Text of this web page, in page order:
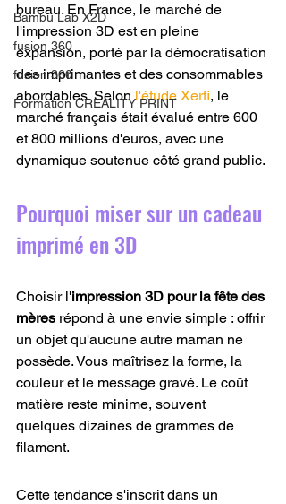
Bambu Lab X2D
fusion 360
fusion 360
Formation CREALITY PRINT
bureau. En France, le marché de
l'impression 3D est en pleine
expansion, porté par la démocratisation
des imprimantes et des consommables
abordables. Selon l'étude Xerfi, le
marché français était évalué entre 600
et 800 millions d'euros, avec une
dynamique soutenue côté grand public.
Pourquoi miser sur un cadeau
imprimé en 3D
Choisir l'impression 3D pour la fête des
mères répond à une envie simple : offrir
un objet qu'aucune autre maman ne
possède. Vous maîtrisez la forme, la
couleur et le message gravé. Le coût
matière reste minime, souvent
quelques dizaines de grammes de
filament.
Cette tendance s'inscrit dans un